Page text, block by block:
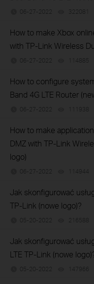
06-27-2022 322081
How to make Xbox
with TP-Link Wireless
06-27-2022 114885
How to configure
Band 4G LTE Router
06-27-2022 111938
How to make
DMZ with TP-Link
logo)
06-27-2022 114944
Jak skonfigurować
TP-Link (nowe logo)?
05-20-2022 216588
Jak skonfigurować
LTE TP-Link (nowe
05-20-2022 147966